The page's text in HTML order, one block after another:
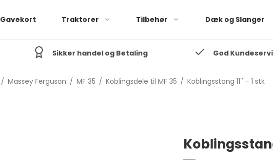
Gavekort Traktorer
MF 135
Fordson Super Dexta
Tilbehør Dæk og Slanger
Sikker handel og Betaling God
/ Massey Ferguson / MF 35 / Koblingsdele til MF 35 / Koblingsstang 11'' - 1 stk